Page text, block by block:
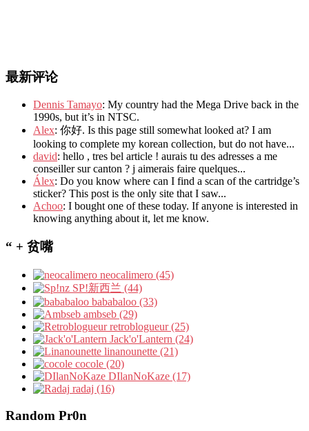
最新评论
Dennis Tamayo: My country had the Mega Drive back in the
1990s, but it’s in NTSC.
Alex: 你好. Is this page still somewhat looked at? I am
looking to complete my korean collection, but do not have...
david: hello , tres bel article ! aurais tu des adresses a me
conseiller sur canton ? j aimerais faire quelques...
Álex: Do you know where can I find a scan of the cartridge’s
sticker? This post is the only site that I saw...
Achoo: I bought one of these today. If anyone is interested in
knowing anything about it, let me know.
“ + 贫嘴
neocalimero (45)
SP!新西兰 (44)
bababaloo (33)
ambseb (29)
retroblogueur (25)
Jack'o'Lantern (24)
linanounette (21)
cocole (20)
DIlanNoKaze (17)
radaj (16)
Random Pr0n